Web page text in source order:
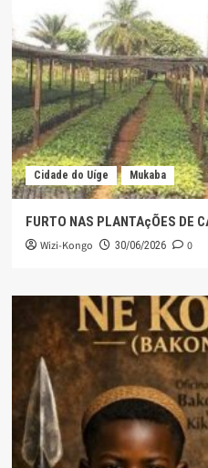
Cidade do Uíge Mukaba
FURTO NAS PLANTAçÕES DE
Wizi-Kongo 30/06/2026 0